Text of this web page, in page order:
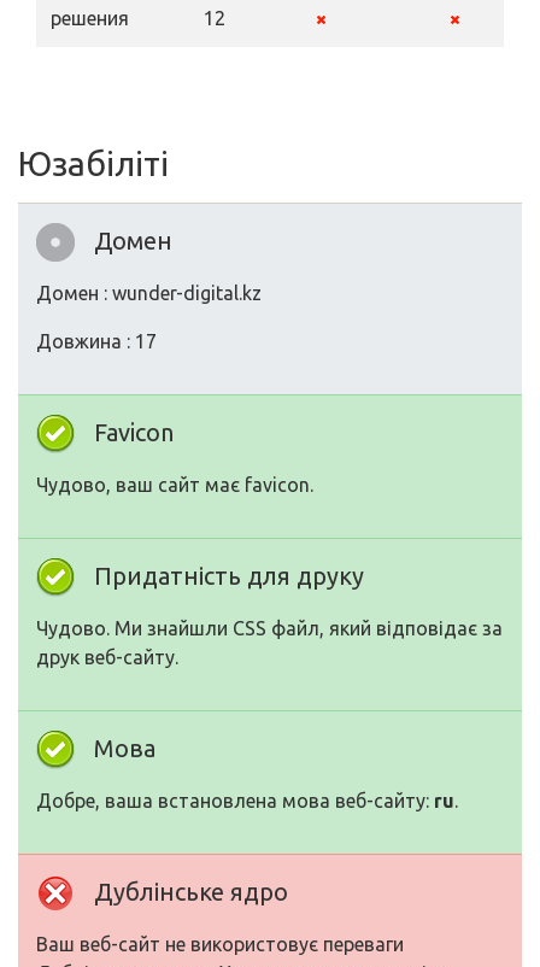
решения 12
Юзабіліті
Домен
Домен : wunder-digital.kz
Довжина : 17
Favicon
Чудово, ваш сайт має favicon.
Придатність для друку
Чудово. Ми знайшли CSS файл, який відповідає за
друк веб-сайту.
Мова
Добре, ваша встановлена мова веб-сайту: ru.
Дублінське ядро
Ваш веб-сайт не використовує переваги